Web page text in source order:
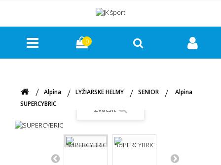
0
Alpina LYŽIARSKE HELMY SENIOR
Alpina
SUPERCYBRIC
Zväčšiť